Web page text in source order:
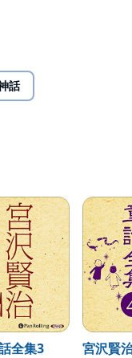
話
全集3
宮沢賢